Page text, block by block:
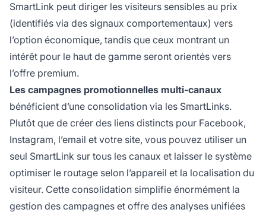
SmartLink peut diriger les visiteurs sensibles au prix
(identifiés via des signaux comportementaux) vers
l’option économique, tandis que ceux montrant un
intérêt pour le haut de gamme seront orientés vers
l’offre premium.
Les campagnes promotionnelles multi-canaux
bénéficient d’une consolidation via les SmartLinks.
Plutôt que de créer des liens distincts pour Facebook,
Instagram, l’email et votre site, vous pouvez utiliser un
seul SmartLink sur tous les canaux et laisser le système
optimiser le routage selon l’appareil et la localisation du
visiteur. Cette consolidation simplifie énormément la
gestion des campagnes et offre des analyses unifiées